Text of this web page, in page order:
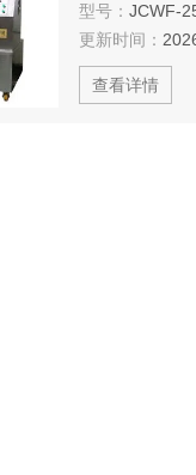
型号： JCWF-
更新时间：
查看详情